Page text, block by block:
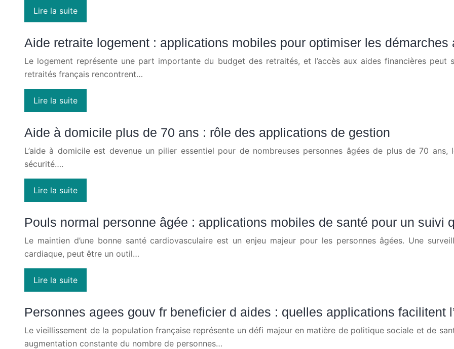
Lire la suite
Aide retraite logement : applications mobiles pour optimiser les démarches
Le logement représente une part importante du budget des retraités, et l’accès aux aides financières
retraités français rencontrent…
Lire la suite
Aide à domicile plus de 70 ans : rôle des applications de gestion
L’aide à domicile est devenue un pilier essentiel pour de nombreuses personnes âgées de plus de 70
sécurité….
Lire la suite
Pouls normal personne âgée : applications mobiles de santé pour un suivi
Le maintien d’une bonne santé cardiovasculaire est un enjeu majeur pour les personnes âgées. Une
cardiaque, peut être un outil…
Lire la suite
Personnes agees gouv fr beneficier d aides : quelles applications facilitent
Le vieillissement de la population française représente un défi majeur en matière de politique sociale et de
augmentation constante du nombre de personnes…